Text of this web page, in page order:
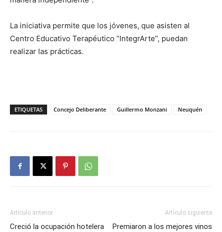
La iniciativa permite que los jóvenes, que asisten al
Centro Educativo Terapéutico “IntegrArte”, puedan
realizar las prácticas.
ETIQUETAS Concejo Deliberante Guillermo Monzani Neuquén
Artículo anterior
Creció la ocupación hotelera
Artículo siguiente
Premiaron a los mejores vinos